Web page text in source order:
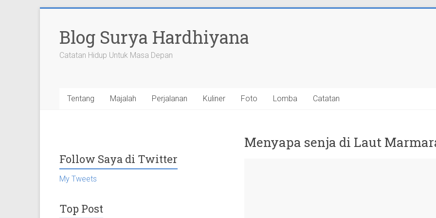
contentBlog Surya Hardhiyana
Catatan Hidup Untuk Masa Depan
Tentang Majalah Perjalanan Kuliner Foto Lomba Catatan
Menyapa senja di Laut
Follow Saya di Twitter
My Tweets
Top Post